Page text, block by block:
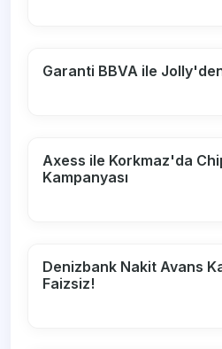
Garanti BBVA ile
Axess ile Korkmaz'da
Kampanyası
Denizbank Nakit Avans
Faizsiz!